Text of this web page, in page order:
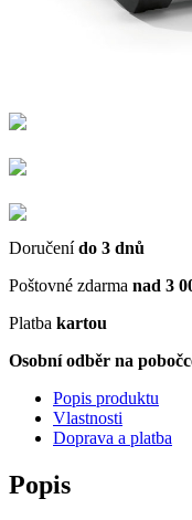
Doručenído 3 dnů
Poštovné zdarma nad 3
Platba kartou
Osobní odběr na
Popis produktu
Vlastnosti
Doprava a platba
Popis